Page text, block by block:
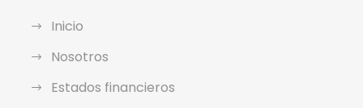
Inicio
Nosotros
Estados financieros